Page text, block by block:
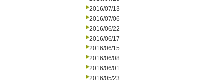
2016/07/13
2016/07/06
2016/06/22
2016/06/17
2016/06/15
2016/06/08
2016/06/01
2016/05/23